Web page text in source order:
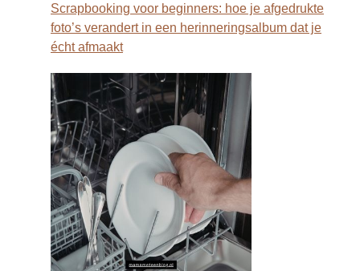
Scrapbooking voor beginners: hoe je afgedrukte
foto’s verandert in een herinneringsalbum dat je
écht afmaakt